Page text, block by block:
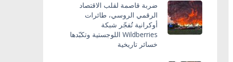
ضربة قاصمة لقلب الاقتصاد
الرقمي الروسي، طائرات
أوكرانية تُفجّر شبكة
Wildberries اللوجستية وتكبّدها
خسائر تاريخية